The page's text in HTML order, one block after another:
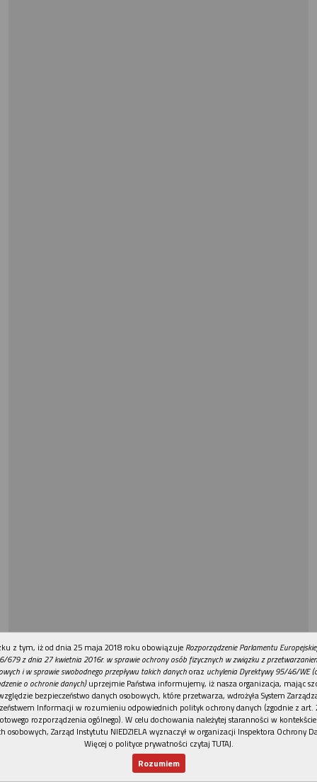
REKLAMA
z tym, iż od dnia 25 maja 2018 roku obowiązuje Rozporządzenie Parlamentu
679 z dnia 27 kwietnia 2016r. w sprawie ochrony osób fizycznych w związku z
i w sprawie swobodnego przepływu takich danychoraz uchylenia Dyrektywy 95/46/WE
o ochronie danych)uprzejmie Państwa informujemy, iż nasza organizacja, mając
bezpieczeństwo danych osobowych, które przetwarza, wdrożyła System
Informacji w rozumieniu odpowiednich polityk ochrony danych (zgodnie z art.
rozporządzenia ogólnego). W celu dochowania należytej staranności w
osobowych, Zarząd Instytutu NIEDZIELA wyznaczył w organizacji Inspektora Ochrony
Więcej o polityce prywatności czytaj TUTAJ.
Rozumiem